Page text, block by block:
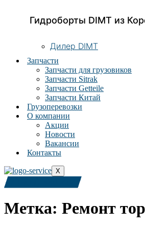
Гидроборты DIMT из
Дилер DIMT
Запчасти
Запчасти для грузовиков
Запчасти Sitrak
Запчасти Getteile
Запчасти Китай
Грузоперевозки
О компании
Акции
Новости
Вакансии
Контакты
X
+7 (909) 380-4040
Метка: Ремонт